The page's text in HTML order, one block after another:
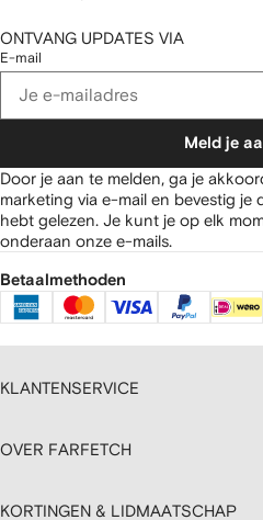
ONTVANG UPDATES VIA
E-mail
Meld je
Door je aan te melden, ga je
marketing via e-mail en bevestig je
hebt gelezen. Je kunt je op elk
onderaan onze e-mails.
Betaalmethoden
KLANTENSERVICE
OVER FARFETCH
KORTINGEN & LIDMAATSCHAP